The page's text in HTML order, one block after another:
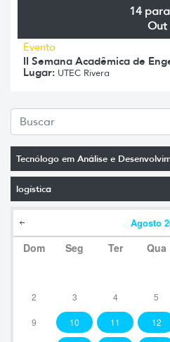
Tecnólogo em Análise e
logística
Agosto
Dom Seg Ter Qua
2 3 4 5
9 10 11 12
14
Out
Evento
II Semana Acadêmica de
Lugar: UTEC Rivera